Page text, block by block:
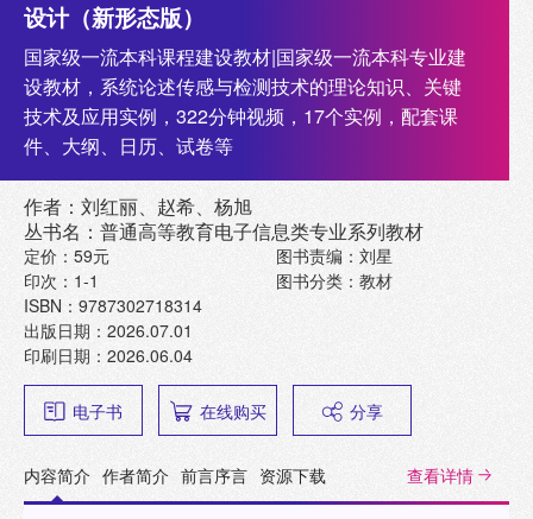
设计（新形态版）
国家级一流本科课程建设教材|国家级一流本科专业建
设教材，系统论述传感与检测技术的理论知识、关键
技术及应用实例，322分钟视频，17个实例，配套课
件、大纲、日历、试卷等
作者：刘红丽、赵希、杨旭
丛书名：普通高等教育电子信息类专业系列教材
定价：59元
印次：1-1
ISBN：9787302718314
出版日期：2026.07.01
印刷日期：2026.06.04
图书责编：刘星
图书分类：教材
电子书 在线购买 分享
内容简介 作者简介 前言序言 资源下载 查看详情